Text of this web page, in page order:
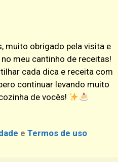
muito obrigado pela visita e
meu cantinho de receitas!
cada dica e receita com
continuar levando muito
de vocês!
e Termos de uso